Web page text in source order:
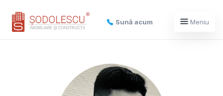
Sună acum Meniu